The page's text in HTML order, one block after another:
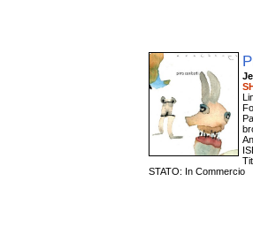
STATO: In Commercio